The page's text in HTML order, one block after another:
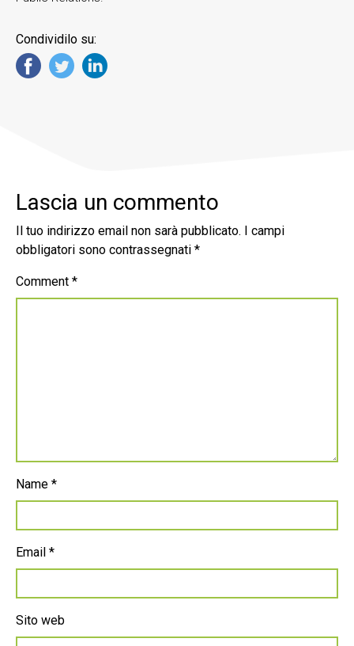
Condividilo su:
Lascia un commento
Il tuo indirizzo email non sarà pubblicato.
I campi
obbligatori sono contrassegnati *
Comment *
Name *
Email *
Sito web